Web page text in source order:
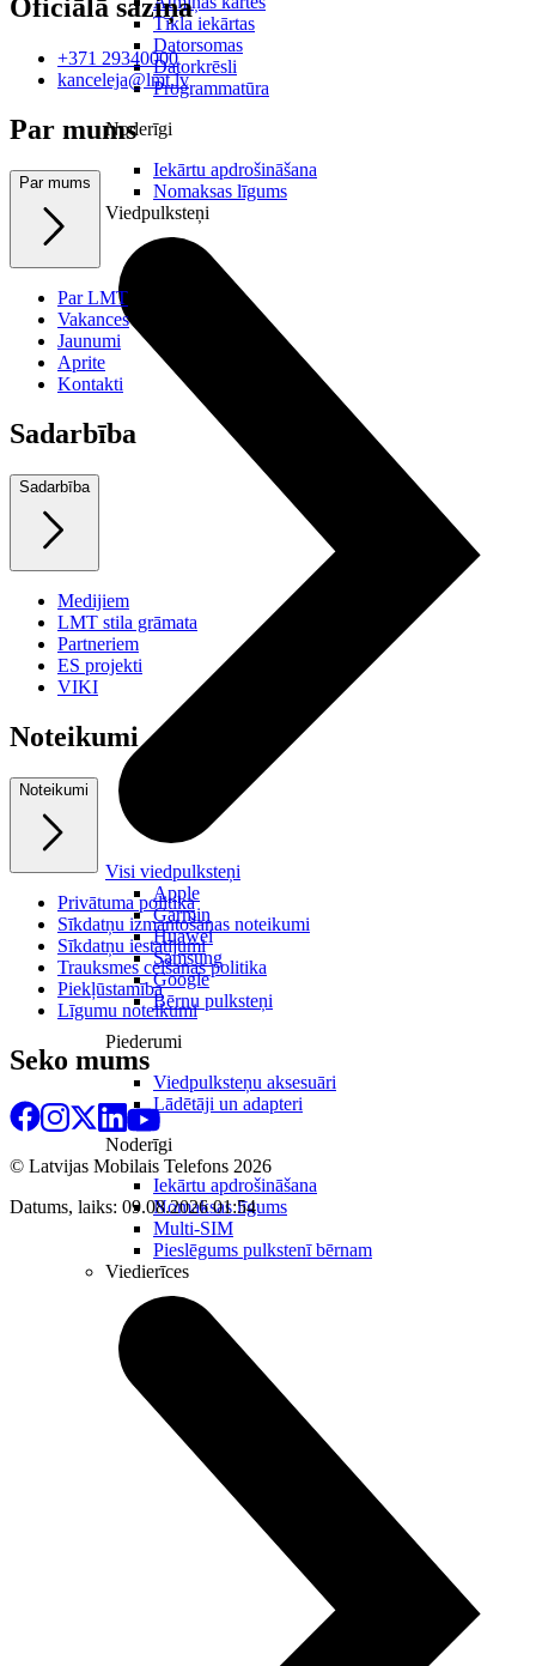
Tīkla iekārtas
Datorsomas
Datorkrēsli
Programmatūra
Noderīgi
Iekārtu apdrošināšana
Nomaksas līgums
Viedpulksteņi
Visi viedpulksteņi
Apple
Garmin
Huawei
Samsung
Google
Bērnu pulksteņi
Piederumi
Viedpulksteņu aksesuāri
Lādētāji un adapteri
Noderīgi
Iekārtu apdrošināšana
Nomaksas līgums
Multi-SIM
Pieslēgums pulkstenī bērnam
Viedierīces
Oficiālā saziņa
+371 29340000
kanceleja@lmt.lv
Par mums
Par mums
Par LMT
Vakances
Jaunumi
Aprite
Kontakti
Sadarbība
Sadarbība
Medijiem
LMT stila grāmata
Partneriem
ES projekti
VIKI
Noteikumi
Noteikumi
Privātuma politika
Sīkdatņu izmantošanas noteikumi
Sīkdatņu iestatījumi
Trauksmes celšanas politika
Piekļūstamība
Līgumu noteikumi
Seko mums
© Latvijas Mobilais Telefons 2026
Datums, laiks: 09.08.2026 01:54